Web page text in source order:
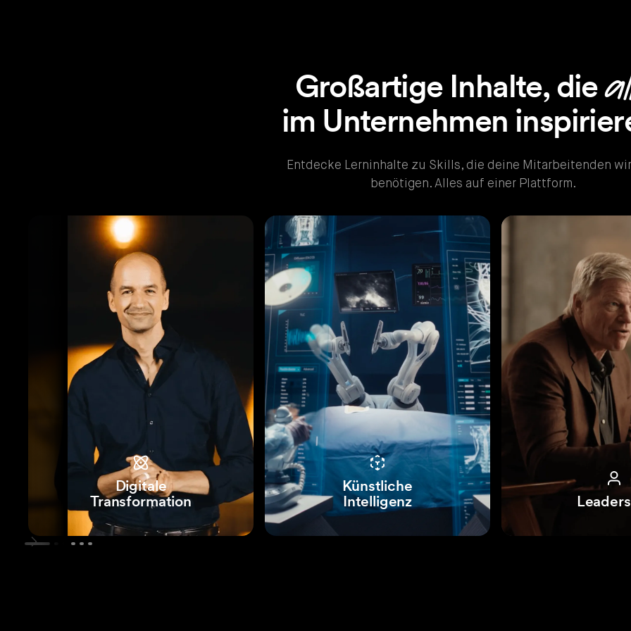
Großartige Inhalte, die
im Unternehmen
Entdecke Lerninhalte zu Skills, die deine Mitarbeitenden
benötigen. Alles auf einer Plattform.
Digitale
Transformation
Künstliche
Intelligenz